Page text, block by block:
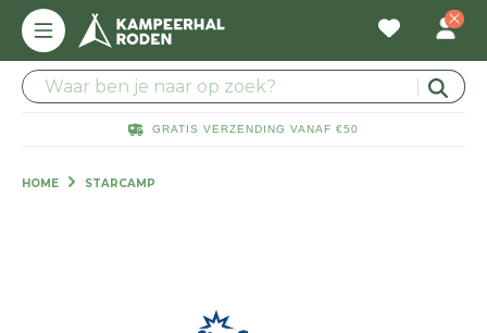
GRATIS VERZENDING VANAF €50
HOME STARCAMP